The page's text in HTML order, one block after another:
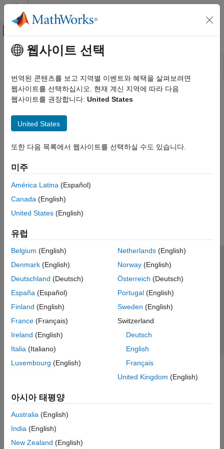
콘텐츠로 바로 가기
오프캔버스 탐색 메뉴 토글
리소스
상태
주요 콘텐츠
웹사이트 선택
번역된 콘텐츠를 보고 지역별 이벤트와 혜택을 살펴보려면
웹사이트를 선택하십시오. 현재 계신 지역에 따라 다음
웹사이트를 권장합니다: United States
United States
또한 다음 목록에서 웹사이트를 선택하실 수도 있습니다.
미주
América Latina (Español)
Canada (English)
United States (English)
유럽
Belgium (English)
Denmark (English)
Deutschland (Deutsch)
España (Español)
Finland (English)
France (Français)
Ireland (English)
Italia (Italiano)
Luxembourg (English)
Netherlands(English)
Norway(English)
Österreich (Deutsch)
Portugal(English)
Sweden (English)
Switzerland
Deutsch
English
Français
United Kingdom (English)
아시아 태평양
Australia (English)
India (English)
New Zealand (English)
신뢰 센터 등록 상표 개인정보 취급방침
불법 복제 방지
애플리케이션 상태
© 1994-2026 The MathWorks, Inc.